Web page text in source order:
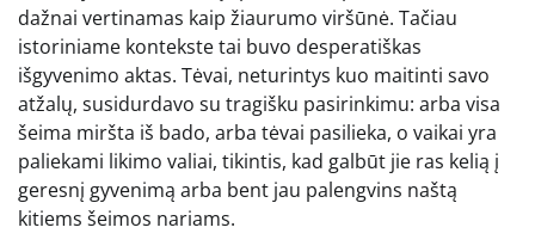
dažnai vertinamas kaip žiaurumo viršūnė. Tačiau
istoriniame kontekste tai buvo desperatiškas
išgyvenimo aktas. Tėvai, neturintys kuo maitinti savo
atžalų, susidurdavo su tragišku pasirinkimu: arba visa
šeima miršta iš bado, arba tėvai pasilieka, o vaikai yra
paliekami likimo valiai, tikintis, kad galbūt jie ras kelią į
geresnį gyvenimą arba bent jau palengvins naštą
kitiems šeimos nariams.